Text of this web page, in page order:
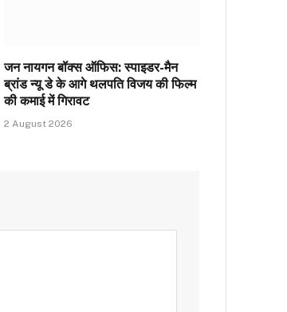
जन नायगन बॉक्स ऑफिस: स्पाइडर-मैन
ब्रांड न्यू डे के आगे थलपति विजय की फिल्म
की कमाई में गिरावट
2 August 2026